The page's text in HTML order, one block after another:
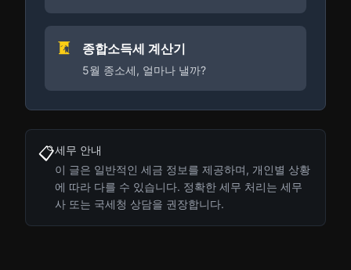
종합소득세 계산기
5월 종소세, 얼마나 낼까?
📋세무 안내
이 글은 일반적인 세금 정보를 제공하며, 개인별 상황
에 따라 다를 수 있습니다. 정확한 세무 처리는 세무
사 또는 국세청 상담을 권장합니다.